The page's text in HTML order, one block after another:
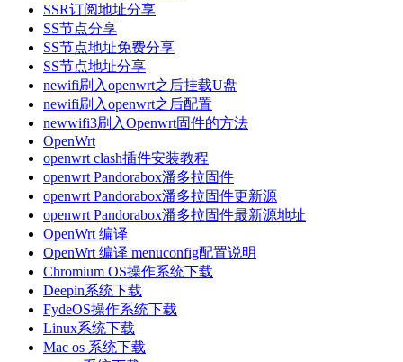
SSR订阅地址分享
SS节点分享
SS节点地址免费分享
SS节点地址分享
newifi刷入openwrt之后挂载U盘
newifi刷入openwrt之后配置
newwifi3刷入Openwrt固件的方法
OpenWrt
openwrt clash插件安装教程
openwrt Pandorabox潘多拉固件
openwrt Pandorabox潘多拉固件更新源
openwrt Pandorabox潘多拉固件最新源地址
OpenWrt 编译
OpenWrt 编译 menuconfig配置说明
Chromium OS操作系统下载
Deepin系统下载
FydeOS操作系统下载
Linux系统下载
Mac os 系统下载